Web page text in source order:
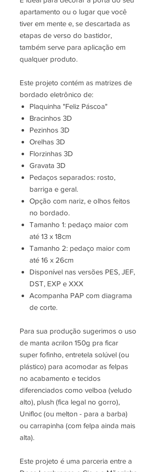
apartamento ou o lugar que você
tiver em mente e, se descartada as
etapas de verso do bastidor,
também serve para aplicação em
qualquer produto.
Este projeto contém as matrizes de
bordado eletrônico de:
Plaquinha "Feliz Páscoa"
Bracinhos 3D
Pezinhos 3D
Orelhas 3D
Florzinhas 3D
Gravata 3D
Pedaços separados: rosto,
barriga e geral.
Opção com nariz, e olhos feitos
no bordado.
Tamanho 1: pedaço maior com
até 13 x 18cm
Tamanho 2: pedaço maior com
até 16 x 26cm
Disponível nas versões PES, JEF,
DST, EXP e XXX
Acompanha PAP com diagrama
de corte.
Para sua produção sugerimos o uso
de manta acrilon 150g pra ficar
super fofinho, entretela solúvel (ou
plástico) para acomodar as felpas
no acabamento e tecidos
diferenciados como velboa (veludo
alto), plush (fica legal no gorro),
Unifloc (ou melton - para a barba)
ou carrapinha (com felpa ainda mais
alta).
Este projeto é uma parceria entre a